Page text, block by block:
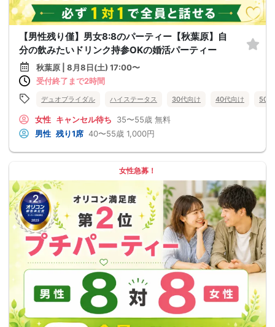
【男性残り僅】男女8:8のパーティー【秋葉原】自
分の飲みたいドリンク持参OKの婚活パーティー
秋葉原 | 8月8日(土) 17:00〜
受付終了まで2時間
デュオブライダル ハイステータス 30代向け 40代向け 50
女性 キャンセル待ち 35〜55歳 無料
男性 残り1席 40〜55歳 1,000円
女性急募！